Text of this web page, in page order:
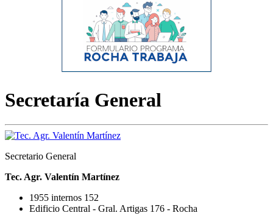
Secretaría General
Secretario General
Tec. Agr. Valentín Martínez
1955 internos 152
Edificio Central - Gral. Artigas 176 - Rocha